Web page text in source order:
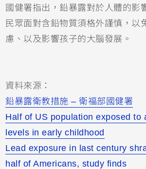
國健署指出，鉛暴露對於人體的影
民眾面對含鉛物質須格外謹慎，以
慮、以及影響孩子的大腦發展。
資料來源：
鉛暴露衛教措施 – 衛福部國健署
Half of US population exposed to
levels in early childhood
Lead exposure in last century
half of Americans, study finds